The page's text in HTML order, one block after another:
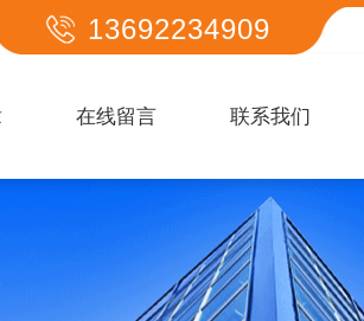
13692234909
在线留言 联系我们